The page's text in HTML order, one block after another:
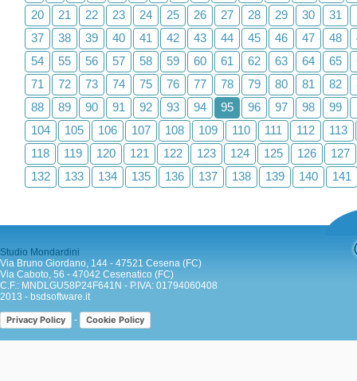
20
21 22 23 24 25 26 27 28 29 30 31
37
38 39 40 41 42 43 44 45 46 47 48
54
55 56 57 58 59 60 61 62 63 64 65
71
72 73 74 75 76 77 78 79 80 81 82
88
89 90 91 92 93 94 95 96 97 98 99
104
105 106 107 108 109 110 111 112
113
118
119 120 121 122 123 124 125 126
127
132
133 134 135 136 137 138 139 140 141
Studio Mondardini
Via Bruno Giordano, 144 - 47521 Cesena (FC)
Via Caboto, 56 - 47042 Cesenatico (FC)
C.F.: MNDLGU58P24F641N - P.IVA: 01794060408
2013 - bsdsoftware.it
Privacy Policy - Cookie Policy